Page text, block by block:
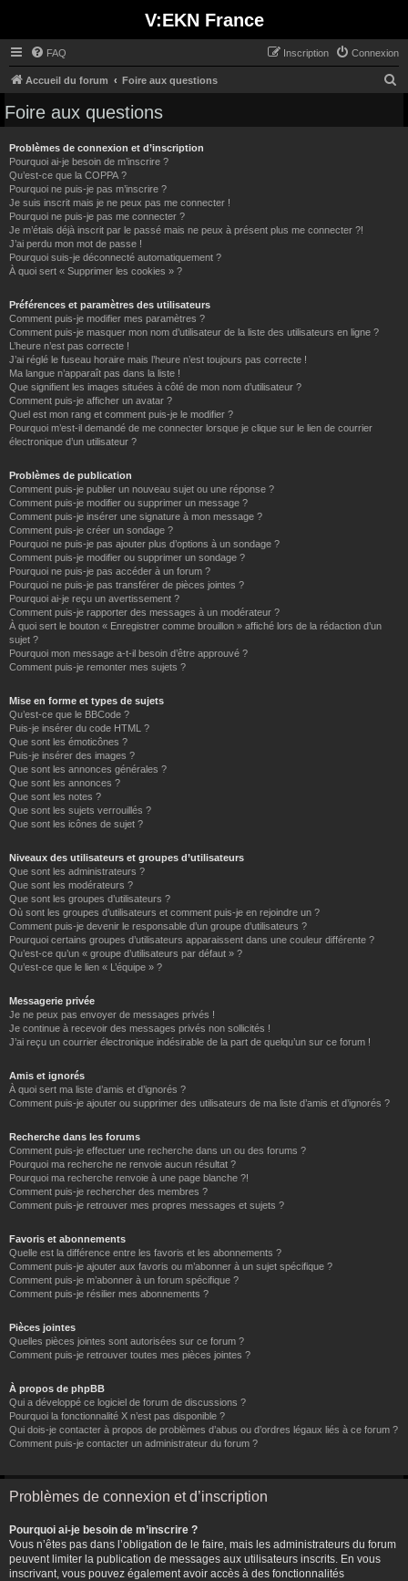
V:EKN France
FAQ Connexion
Inscription
Accueil du forum Foire aux questions
Foire aux questions
Problèmes de connexion et d’inscription
Pourquoi ai-je besoin de m’inscrire ?
Qu’est-ce que la COPPA ?
Pourquoi ne puis-je pas m’inscrire ?
Je suis inscrit mais je ne peux pas me connecter !
Pourquoi ne puis-je pas me connecter ?
Je m’étais déjà inscrit par le passé mais ne peux à présent plus me connecter ?!
J’ai perdu mon mot de passe !
Pourquoi suis-je déconnecté automatiquement ?
À quoi sert « Supprimer les cookies » ?
Préférences et paramètres des utilisateurs
Comment puis-je modifier mes paramètres ?
Comment puis-je masquer mon nom d’utilisateur de la liste des utilisateurs en ligne ?
L’heure n’est pas correcte !
J’ai réglé le fuseau horaire mais l’heure n’est toujours pas correcte !
Ma langue n’apparaît pas dans la liste !
Que signifient les images situées à côté de mon nom d’utilisateur ?
Comment puis-je afficher un avatar ?
Quel est mon rang et comment puis-je le modifier ?
Pourquoi m’est-il demandé de me connecter lorsque je clique sur le lien de courrier
électronique d’un utilisateur ?
Problèmes de publication
Comment puis-je publier un nouveau sujet ou une réponse ?
Comment puis-je modifier ou supprimer un message ?
Comment puis-je insérer une signature à mon message ?
Comment puis-je créer un sondage ?
Pourquoi ne puis-je pas ajouter plus d’options à un sondage ?
Comment puis-je modifier ou supprimer un sondage ?
Pourquoi ne puis-je pas accéder à un forum ?
Pourquoi ne puis-je pas transférer de pièces jointes ?
Pourquoi ai-je reçu un avertissement ?
Comment puis-je rapporter des messages à un modérateur ?
À quoi sert le bouton « Enregistrer comme brouillon » affiché lors de la rédaction d’un
sujet ?
Pourquoi mon message a-t-il besoin d’être approuvé ?
Comment puis-je remonter mes sujets ?
Mise en forme et types de sujets
Qu’est-ce que le BBCode ?
Puis-je insérer du code HTML ?
Que sont les émoticônes ?
Puis-je insérer des images ?
Que sont les annonces générales ?
Que sont les annonces ?
Que sont les notes ?
Que sont les sujets verrouillés ?
Que sont les icônes de sujet ?
Niveaux des utilisateurs et groupes d’utilisateurs
Que sont les administrateurs ?
Que sont les modérateurs ?
Que sont les groupes d’utilisateurs ?
Où sont les groupes d’utilisateurs et comment puis-je en rejoindre un ?
Comment puis-je devenir le responsable d’un groupe d’utilisateurs ?
Pourquoi certains groupes d’utilisateurs apparaissent dans une couleur différente ?
Qu’est-ce qu’un « groupe d’utilisateurs par défaut » ?
Qu’est-ce que le lien « L’équipe » ?
Messagerie privée
Je ne peux pas envoyer de messages privés !
Je continue à recevoir des messages privés non sollicités !
J’ai reçu un courrier électronique indésirable de la part de quelqu’un sur ce forum !
Amis et ignorés
À quoi sert ma liste d’amis et d’ignorés ?
Comment puis-je ajouter ou supprimer des utilisateurs de ma liste d’amis et d’ignorés ?
Recherche dans les forums
Comment puis-je effectuer une recherche dans un ou des forums ?
Pourquoi ma recherche ne renvoie aucun résultat ?
Pourquoi ma recherche renvoie à une page blanche ?!
Comment puis-je rechercher des membres ?
Comment puis-je retrouver mes propres messages et sujets ?
Favoris et abonnements
Quelle est la différence entre les favoris et les abonnements ?
Comment puis-je ajouter aux favoris ou m’abonner à un sujet spécifique ?
Comment puis-je m’abonner à un forum spécifique ?
Comment puis-je résilier mes abonnements ?
Pièces jointes
Quelles pièces jointes sont autorisées sur ce forum ?
Comment puis-je retrouver toutes mes pièces jointes ?
À propos de phpBB
Qui a développé ce logiciel de forum de discussions ?
Pourquoi la fonctionnalité X n’est pas disponible ?
Qui dois-je contacter à propos de problèmes d’abus ou d’ordres légaux liés à ce forum ?
Comment puis-je contacter un administrateur du forum ?
Problèmes de connexion et d’inscription
Pourquoi ai-je besoin de m’inscrire ?
Vous n’êtes pas dans l’obligation de le faire, mais les administrateurs du forum
peuvent limiter la publication de messages aux utilisateurs inscrits. En vous
inscrivant, vous pouvez également avoir accès à des fonctionnalités